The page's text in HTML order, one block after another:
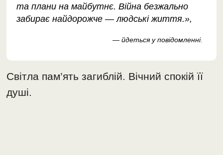
та плани на майбутнє. Війна безжально
забирає найдорожче — людські життя.»,
— йдеться у повідомленні.
Світла пам’ять загиблій. Вічний спокій її
душі.